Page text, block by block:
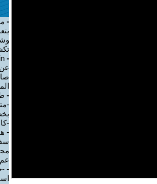
-
-
-
-
-
-
-
-